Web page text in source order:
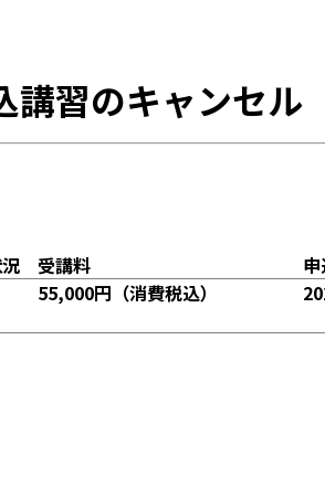
講習のキャンセル
受講料
55,000円（消費税込）